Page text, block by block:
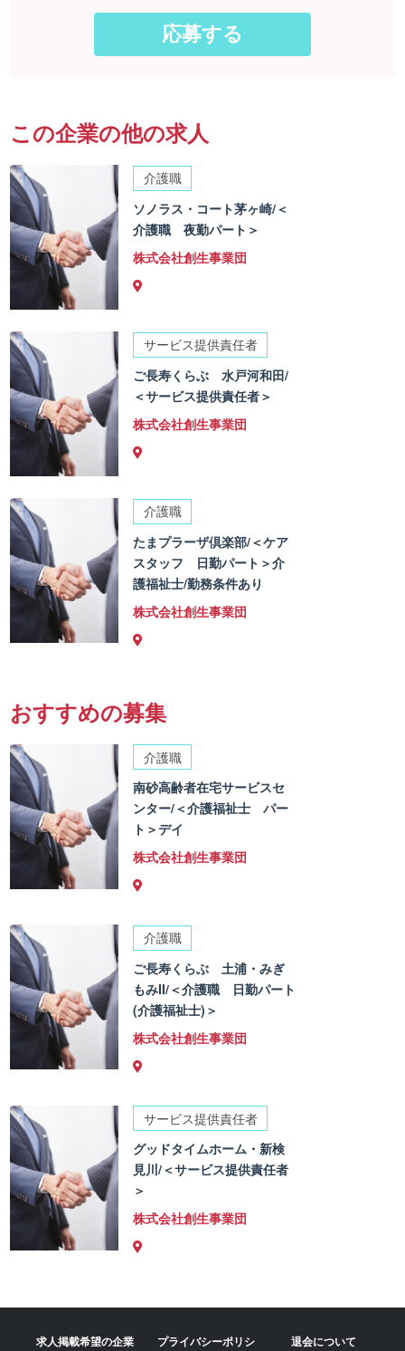
この企業の他の求人
介護職
ソノラス・コート茅ヶ崎/＜
介護職 夜勤パート＞
株式会社創生事業団
サービス提供責任者
ご長寿くらぶ 水戸河和田/
＜サービス提供責任者＞
株式会社創生事業団
介護職
たまプラーザ倶楽部/＜ケア
スタッフ 日勤パート＞介
護福祉士/勤務条件あり
株式会社創生事業団
おすすめの募集
介護職
南砂高齢者在宅サービスセ
ンター/＜介護福祉士 パー
ト＞デイ
株式会社創生事業団
介護職
ご長寿くらぶ 土浦・みぎ
もみII/＜介護職 日勤パート
(介護福祉士)＞
株式会社創生事業団
サービス提供責任者
グッドタイムホーム・新検
見川/＜サービス提供責任者
＞
株式会社創生事業団
求人掲載希望の企業 プライバシーポリシ 退会について